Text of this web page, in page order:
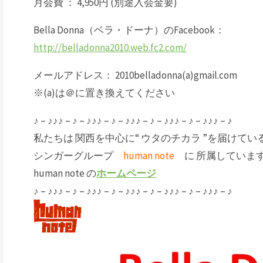
Bella Donna（ベラ・ドーナ）のFacebook：
http://belladonna2010.web.fc2.com/
メールアドレス： 2010belladonna(a)gmail.com
※(a)は＠に置き換えてください
♪ – ♪♪♪ – ♪ – ♪♪♪ – ♪ – ♪♪♪ – ♪ – ♪♪♪ – ♪ – ♪♪♪ – ♪
私たちは 関西を中心に“ ウタのチカラ ”を届けてい
シンガーグループ human note に 所属していま
human note のホームページ
♪ – ♪♪♪ – ♪ – ♪♪♪ – ♪ – ♪♪♪ – ♪ – ♪♪♪ – ♪ – ♪♪♪ – ♪